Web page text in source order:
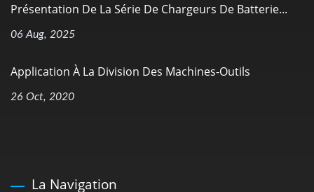
Présentation De La Série De Chargeurs De Batterie...
06 Aug, 2025
Application À La Division Des Machines-Outils
26 Oct, 2020
La Navigation